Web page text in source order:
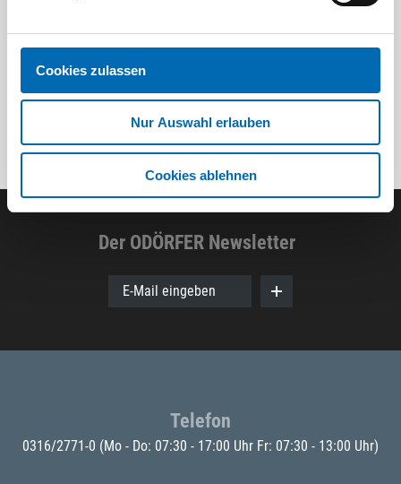
Cookies zulassen
Nur Auswahl erlauben
Cookies ablehnen
Der ODÖRFER Newsletter
E-Mail eingeben
Telefon
0316/2771-0 (Mo - Do: 07:30 - 17:00 Uhr Fr: 07:30 - 13:00 Uhr)